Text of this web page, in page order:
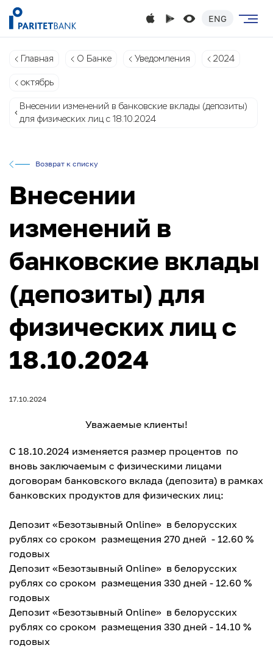
ENG
Главная О Банке Уведомления 2024
октябрь
Внесении изменений в банковские вклады (депозиты)
для физических лиц с 18.10.2024
Возврат к списку
Внесении
изменений в
банковские вклады
(депозиты) для
физических лиц с
18.10.2024
17.10.2024
Уважаемые клиенты!
С 18.10.2024 изменяется размер процентов по
вновь заключаемым с физическими лицами
договорам банковского вклада (депозита) в рамках
банковских продуктов для физических лиц:
Депозит «Безотзывный Online» в белорусских
рублях со сроком размещения 270 дней - 12.60 %
годовых
Депозит «Безотзывный Online» в белорусских
рублях со сроком размещения 330 дней - 12.60 %
годовых
Депозит «Безотзывный Online» в белорусских
рублях со сроком размещения 330 дней - 14.10 %
годовых